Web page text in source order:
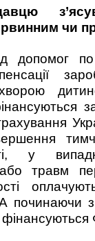
чи
допомог по
у
травм
починаючи